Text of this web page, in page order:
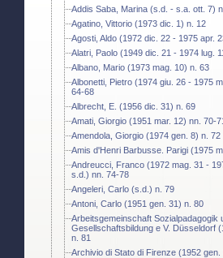
Addis Saba, Marina (s.d. - s.a. ott. 7)
Agatino, Vittorio (1973 dic. 1) n. 12
Agosti, Aldo (1972 dic. 22 - 1975 apr.
Alatri, Paolo (1949 dic. 21 - 1974 lug.
Albano, Mario (1973 mag. 10) n. 63
Albonetti, Pietro (1974 giu. 26 - 1975
64-68
Albrecht, E. (1956 dic. 31) n. 69
Amati, Giorgio (1951 mar. 12) nn. 70-
Amendola, Giorgio (1974 gen. 8) n. 72
Amis d'Henri Barbusse. Parigi (1975
Andreucci, Franco (1972 mag. 31 -
s.d.) nn. 74-78
Angeleri, Carlo (s.d.) n. 79
Antoni, Carlo (1951 gen. 31) n. 80
Arbeitsgemeinschaft Sozialpadagogik
Gesellschaftsbildung e V. Düsseldorf
n. 81
Archivio di Stato di Firenze (1952 gen.